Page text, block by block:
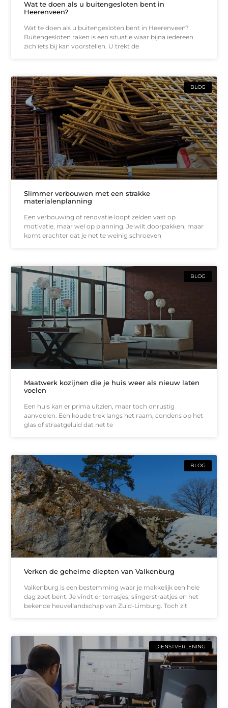
Wat te doen als u buitengesloten bent in
Heerenveen?
Wat te doen als u buitengesloten bent in Heerenveen?
Buitengesloten raken is een situatie waar bijna iedereen
zich iets bij kan voorstellen. U trekt de
BLOG
Slimmer verbouwen met een strakke
materialenplanning
Een verbouwing of renovatie loopt zelden vast op
motivatie, maar wel op planning. Je wilt doorpakken, maar
komt erachter dat je net te weinig schroeven
BLOG
Maatwerk kozijnen die je huis weer als nieuw laten
voelen
Een huis kan er prima uitzien, maar toch onrustig
aanvoelen. Een koude trek langs het raam, condens op het
glas of straatgeluid dat net te
BLOG
Verken de geheime diepten van Valkenburg
Valkenburg is een bestemming waar je makkelijk een hele
dag zoet bent. Je vindt er terrasjes, slingerstraatjes en het
bekende heuvellandschap van Zuid-Limburg. Toch zit
DIENSTVERLENING